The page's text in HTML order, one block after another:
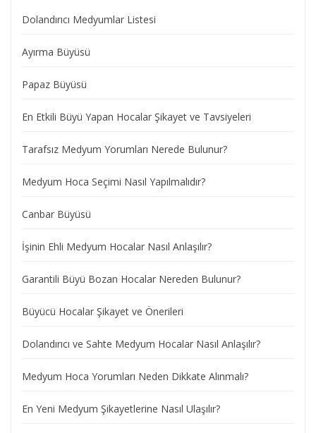
Dolandırıcı Medyumlar Listesi
Ayırma Büyüsü
Papaz Büyüsü
En Etkili Büyü Yapan Hocalar Şikayet ve Tavsiyeleri
Tarafsız Medyum Yorumları Nerede Bulunur?
Medyum Hoca Seçimi Nasıl Yapılmalıdır?
Canbar Büyüsü
İşinin Ehli Medyum Hocalar Nasıl Anlaşılır?
Garantili Büyü Bozan Hocalar Nereden Bulunur?
Büyücü Hocalar Şikayet ve Önerileri
Dolandırıcı ve Sahte Medyum Hocalar Nasıl Anlaşılır?
Medyum Hoca Yorumları Neden Dikkate Alınmalı?
En Yeni Medyum Şikayetlerine Nasıl Ulaşılır?